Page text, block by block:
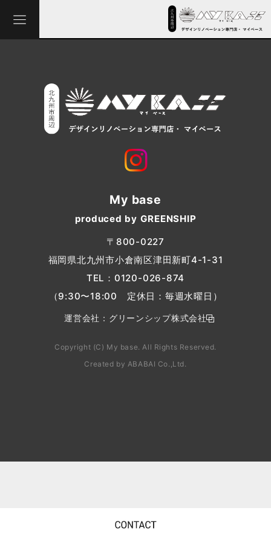
My base
produced by GREENSHIP
〒800-0227
福岡県北九州市小倉南区津田新町4-1-31
TEL： 0120-026-874
（9:30〜18:00 定休日：毎週水曜日）
運営会社： グリーンシップ株式会社
Copyright (C) My base. All Rights Reserved.
Created by ABABAI Co.,Ltd.